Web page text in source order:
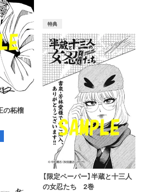
の柘榴
特典
【限定ペーパー】半蔵と十三人
の女忍たち 2巻